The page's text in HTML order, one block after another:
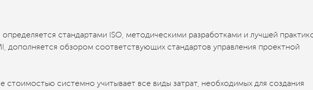
стандартами ISO, методическими разработками и лучшей
дополняется обзором соответствующих стандартов управления проектной
стоимостью системно учитывает все виды затрат, необходимых для создания